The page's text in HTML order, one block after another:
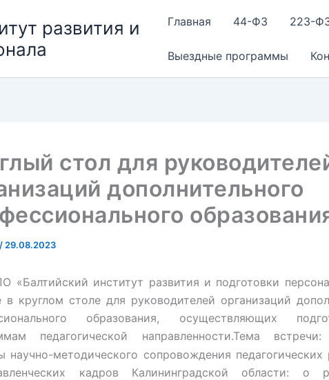
развития и
Главная 44-ФЗ 223-
Выездные программы
стол для
дополнительного
/ 29.08.2023
«Балтийский институт развития и подготовки
в круглом столе для руководителей организаций
образования, осуществляющих
педагогической направленности.Тема встречи:
научно-методического сопровождения педагогических
кадров Калининградской области: о